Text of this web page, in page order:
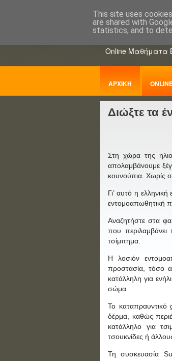
Online Μαθήματα
ΑΡΧΙΚΗ
ΠΑΝΕΛΛΑΔΙΚΕΣ
Διώξτε τα
Στη χώρα της
απολαμβάνουμε
κουνούπια. Χωρίς
Γι’ αυτό η
εντομοαπωθητική
Αναζητήστε στα
που
τσίμπημα.
H λοσιόν
προστασία, τόσο
κατάλληλη για
σώμα.
Το καταπραυντικό
δέρμα, καθώς
κατάλληλο για
τσουκνίδες ή
Τη συσκευασία
This site uses
are shared with
statistics, and to